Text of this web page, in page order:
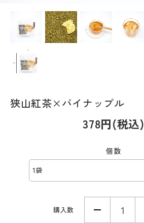
狭山紅茶×パイナップル
378円(税込)
個数
購入数